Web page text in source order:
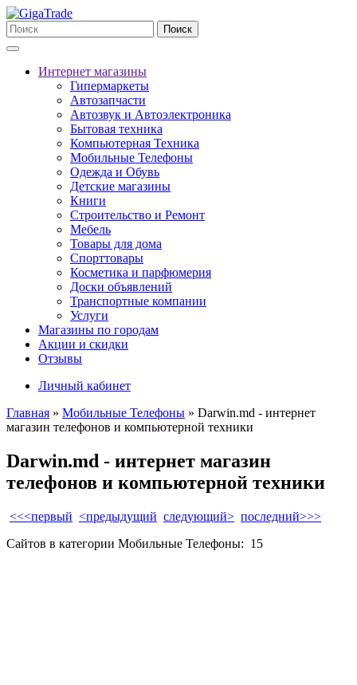
Поиск
Интернет магазины
Гипермаркеты
Автозапчасти
Автозвук и Автоэлектроника
Бытовая техника
Компьютерная Техника
Мобильные Телефоны
Одежда и Обувь
Детские магазины
Книги
Строительство и Ремонт
Мебель
Товары для дома
Спорттовары
Косметика и парфюмерия
Доски объявлений
Транспортные компании
Услуги
Магазины по городам
Акции и скидки
Отзывы
Личный кабинет
Главная » Мобильные Телефоны » Darwin.md - интернет
магазин телефонов и компьютерной техники
Darwin.md - интернет магазин
телефонов и компьютерной техники
<<<первый <предыдущий следующий> последний>>>
Сайтов в категории Мобильные Телефоны: 15